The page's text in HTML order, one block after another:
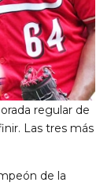
regular de
Las tres más
de la